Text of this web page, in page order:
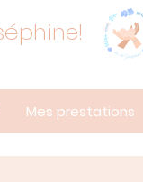
Mes prestations